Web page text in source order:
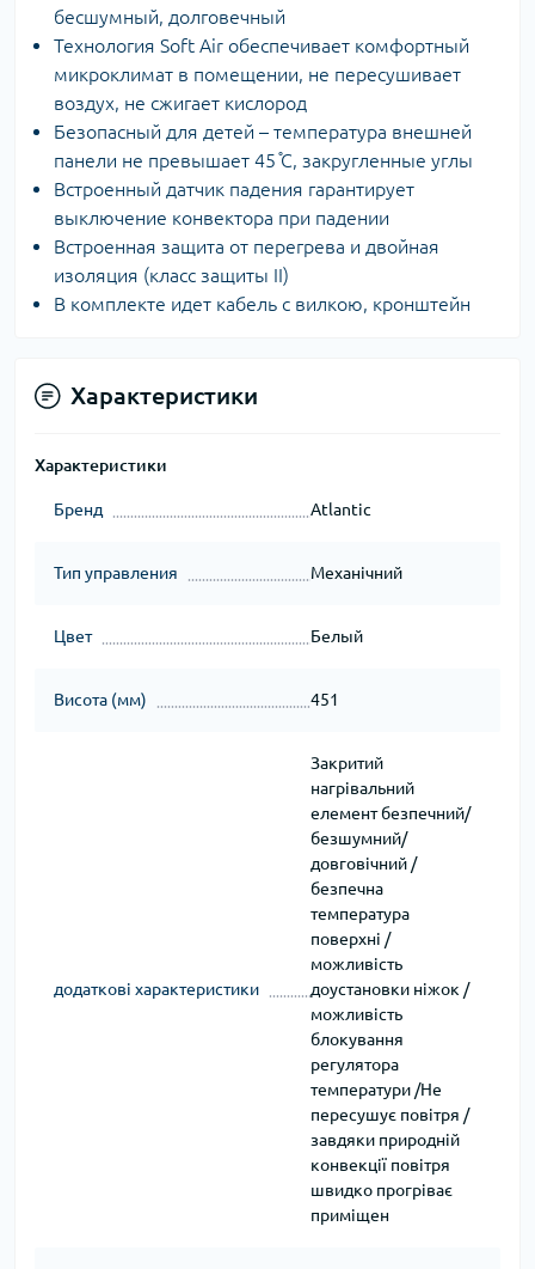
бесшумный, долговечный
Технология Soft Air обеспечивает комфортный
микроклимат в помещении, не пересушивает
воздух, не сжигает кислород
Безопасный для детей – температура внешней
панели не превышает 45 ̊С, закругленные углы
Встроенный датчик падения гарантирует
выключение конвектора при падении
Встроенная защита от перегрева и двойная
изоляция (класс защиты II)
В комплекте идет кабель с вилкою, кронштейн
Характеристики
Характеристики
Бренд Atlantic
Тип управления Механічний
Цвет Белый
Висота (мм) 451
додаткові характеристики
Закритий
нагрівальний
елемент безпечний/
безшумний/
довговічний /
безпечна
температура
поверхні /
можливість
доустановки ніжок /
можливість
блокування
регулятора
температури /Не
пересушує повітря /
завдяки природній
конвекції повітря
швидко прогріває
приміщен